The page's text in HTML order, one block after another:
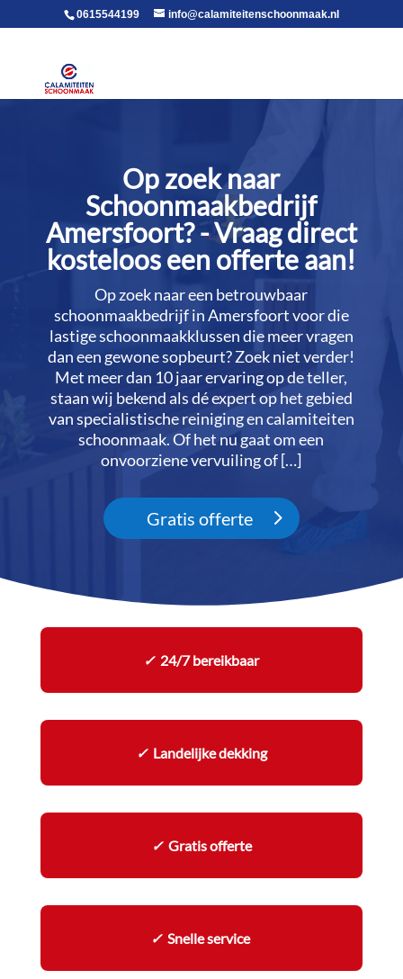
voor in de body0615544199 info@calamiteitenschoonmaak.nl
Op zoek naar
Schoonmaakbedrijf
Amersfoort? - Vraag direct
kosteloos een offerte aan!
Op zoek naar een betrouwbaar
schoonmaakbedrijf in Amersfoort voor die
lastige schoonmaakklussen die meer vragen
dan een gewone sopbeurt? Zoek niet verder!
Met meer dan 10 jaar ervaring op de teller,
staan wij bekend als dé expert op het gebied
van specialistische reiniging en calamiteiten
schoonmaak.​ Of het nu gaat om een
onvoorziene vervuiling of […]
Gratis offerte
✓24/7 bereikbaar
✓ Landelijke dekking
✓Gratis offerte
✓Snelle service